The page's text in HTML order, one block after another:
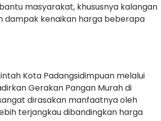
masyarakat, khususnya kalangan
dampak kenaikan harga beberapa
Kota Padangsidimpuan melalui
Gerakan Pangan Murah di
dirasakan manfaatnya oleh
terjangkau dibandingkan harga